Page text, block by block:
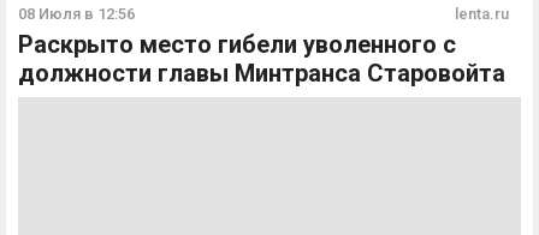
08 Июля в 12:56 lenta.ru
Раскрыто место гибели уволенного с
должности главы Минтранса Старовойта